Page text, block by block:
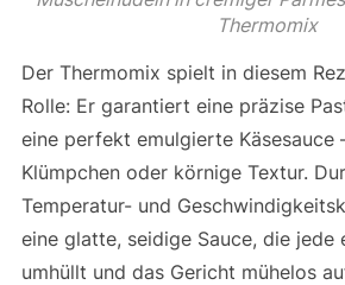
Thermomix
Der Thermomix spielt in diesem
Rolle: Er garantiert eine präzise
eine perfekt emulgierte Käsesauce
Klümpchen oder körnige Textur.
Temperatur- und
eine glatte, seidige Sauce, die jede
umhüllt und das Gericht mühelos